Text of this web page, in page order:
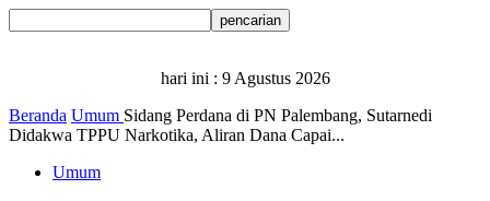
hari ini : 9 Agustus 2026
Beranda Umum Sidang Perdana di PN Palembang, Sutarnedi
Didakwa TPPU Narkotika, Aliran Dana Capai...
Umum